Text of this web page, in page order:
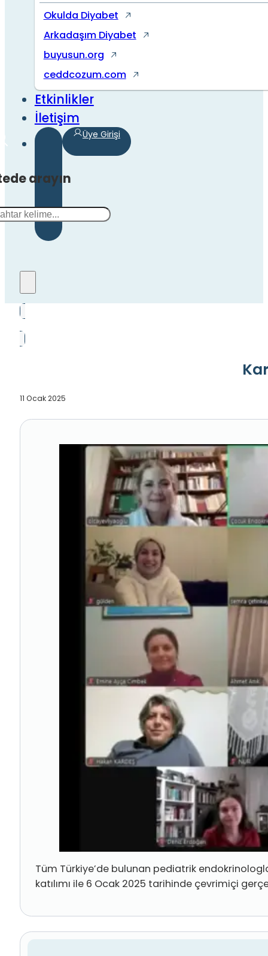
Okulda Diyabet
Arkadaşım Diyabet
buyusun.org
ceddcozum.com
Etkinlikler
İletişim
arayın
Üye Girişi
11 Ocak 2025
Tüm Türkiye’de bulunan pediatrik
katılımı ile 6 Ocak 2025 tarihinde çevrimiçi